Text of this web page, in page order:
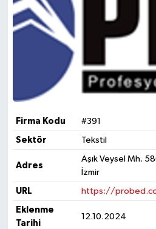
Firma Kodu #391
Sektör Tekstil
Adres
Aşık Veysel Mh.
İzmir
URL https://
Eklenme
Tarihi
12.10.2024